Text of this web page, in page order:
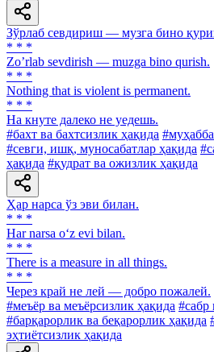
Зўрлаб севдириш — музга бино
* * *
Zoʼrlab sevdirish — muzga bino qurish.
* * *
Nothing that is violent is permanent.
* * *
Ha кнуте далеко не уедешь.
#бахт ва бахтсизлик ҳақида
#севги, ишқ, муносабатлар ҳақида
ҳақида #қудрат ва ожизлик ҳақида
Ҳар нарса ўз эви билан.
* * *
Har narsa o‘z evi bilan.
* * *
There is a measure in all things.
* * *
Через край не лей — добро пожалей.
#меъёр ва меъёрсизлик ҳақида #сабр
#барқарорлик ва беқарорлик ҳақида
эҳтиётсизлик ҳақида